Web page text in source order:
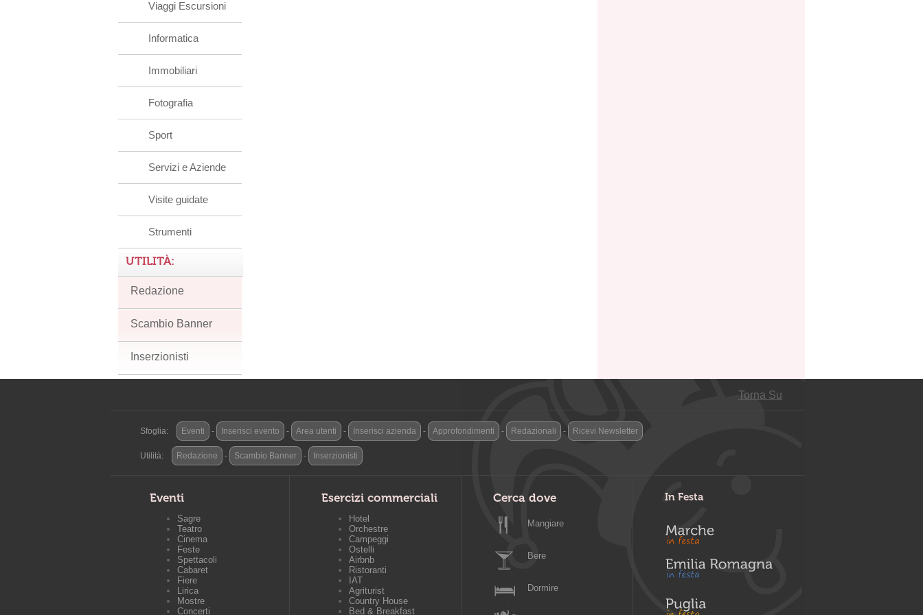
Viaggi Escursioni
Informatica
Immobiliari
Fotografia
Sport
Servizi e Aziende
Visite guidate
Strumenti
UTILITÀ:
Redazione
Scambio Banner
Inserzionisti
Torna Su
Sfoglia: Eventi - Inserisci evento - Area utenti - Inserisci azienda - Approfondimenti - Redazionali - Ricevi Newsletter
Utilità: Redazione - Scambio Banner - Inserzionisti
Eventi
Sagre
Teatro
Cinema
Feste
Spettacoli
Cabaret
Fiere
Lirica
Mostre
Concerti
Esercizi commerciali
Hotel
Orchestre
Campeggi
Ostelli
Airbnb
Ristoranti
IAT
Agriturist
Country House
Bed & Breakfast
Cerca dove
Mangiare
Bere
Dormire
In Festa